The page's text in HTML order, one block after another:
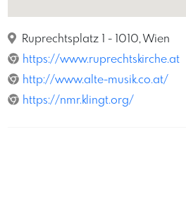
Ruprechtsplatz 1 - 1010, Wien
https://www.ruprechtskirche.at
http://www.alte-musik.co.at/
https://nmr.klingt.org/